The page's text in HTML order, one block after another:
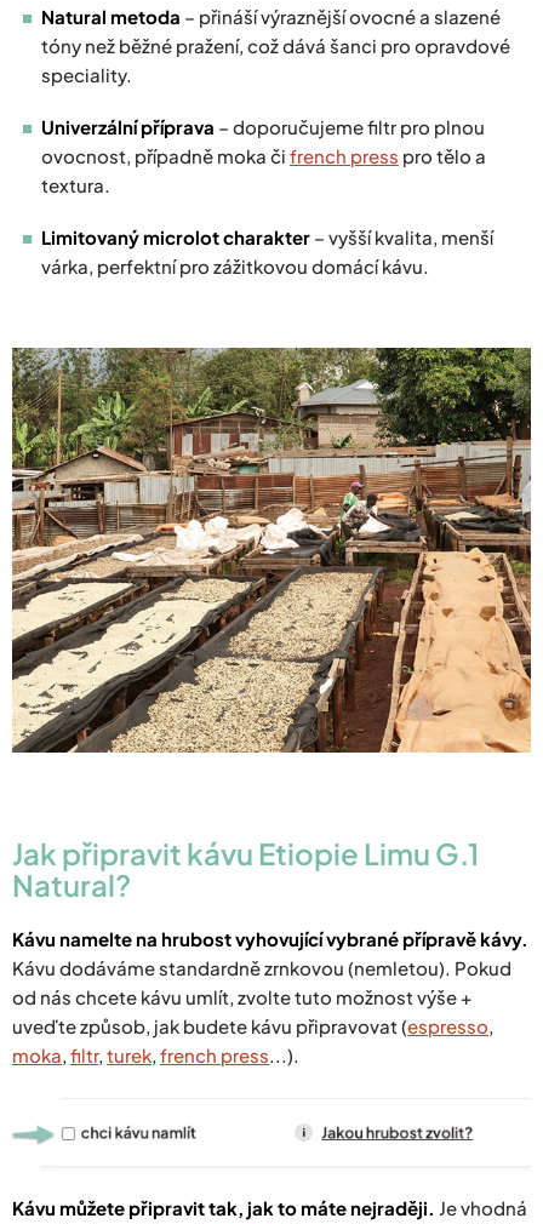
Natural metoda – přináší výraznější ovocné a slazené
tóny než běžné pražení, což dává šanci pro opravdové
speciality.
Univerzální příprava – doporučujeme filtr pro plnou
ovocnost, případně moka či french press pro tělo a
textura.
Limitovaný microlot charakter – vyšší kvalita, menší
várka, perfektní pro zážitkovou domácí kávu.
Jak připravit kávu Etiopie Limu G.1
Natural?
Kávu namelte na hrubost vyhovující vybrané přípravě kávy.
Kávu dodáváme standardně zrnkovou (nemletou). Pokud
od nás chcete kávu umlít, zvolte tuto možnost výše +
uveďte způsob, jak budete kávu připravovat (espresso,
moka, filtr, turek, french press...).
Kávu můžete připravit tak, jak to máte nejraději. Je vhodná